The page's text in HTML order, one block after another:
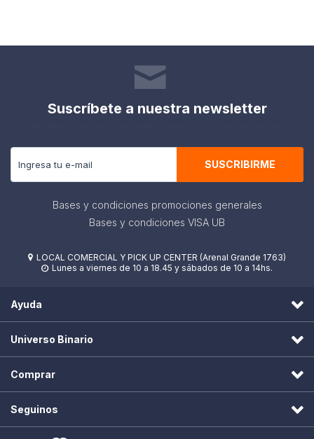
Suscríbete a nuestra newsletter
SUSCRIBIRME
Bases y condiciones promociones generales
Bases y condiciones VISA UB
 LOCAL COMERCIAL Y PICK UP CENTER (Arenal Grande 1763)
 Lunes a viernes de 10 a 18.45 y sábados de 10 a 14hs.
Ayuda
Universo Binario
Comprar
Seguinos